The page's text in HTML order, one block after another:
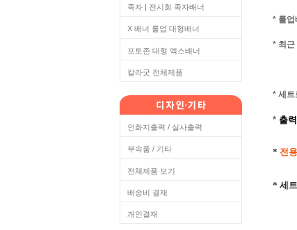
족자 | 전시회 족자배너
X 배너 롤업 대형배너
포토존 대형 엑스배너
칼라굿 전체제품
인화지출력 / 실사출력
부속품 / 기타
전체제품 보기
배송비 결재
개인결재
* 롤업
* 최근
* 세트
* 출
* 전
* 세